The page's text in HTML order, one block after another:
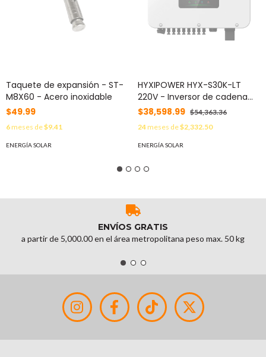
Taquete de expansión - ST-
M8X60 - Acero inoxidable
$49.99
6meses de$9.41
ENERGÍA SOLAR
HYXIPOWER HYX-S30K-LT
220V - Inversor de cadena
trifásico comercial, Potencia
de Salida 30,000 W,
Protección contra
sobretensión tipo II, Indice de
Administración remota
$38,598.99 $54,363.36
24meses de$2,332.50
ENERGÍA SOLAR
ENVÍOS GRATIS
a partir de 5,000.00 en el área metropolitana peso max. 50 kg